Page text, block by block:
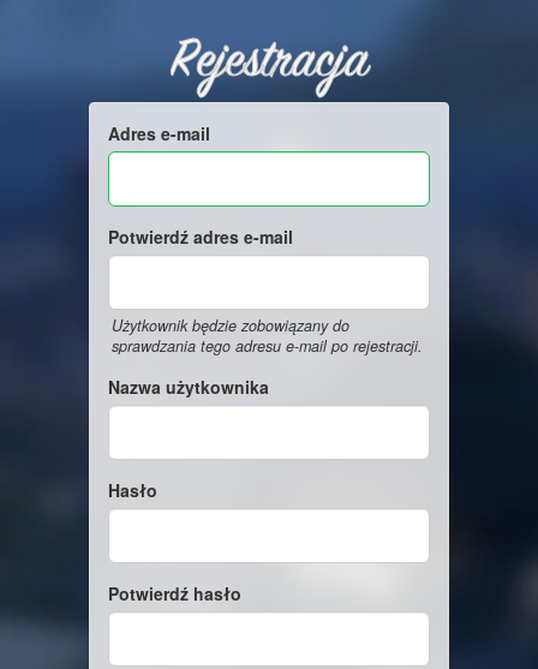
Rejestracja
Adres e-mail
Potwierdź adres e-mail
Użytkownik będzie zobowiązany do
sprawdzania tego adresu e-mail po rejestracji.
Nazwa użytkownika
Hasło
Potwierdź hasło